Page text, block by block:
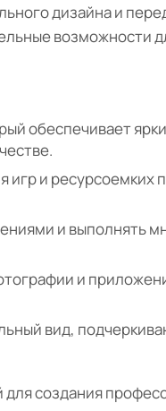
дизайна и
возможности
обеспечивает
и ресурсоемких
и выполнять
и
вид,
создания